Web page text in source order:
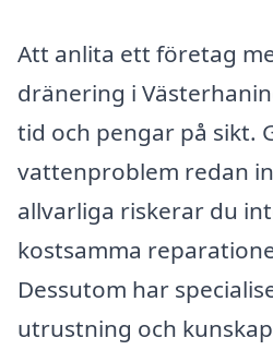
Att anlita ett företag
dränering i
tid och pengar på sikt.
vattenproblem redan
allvarliga riskerar du
kostsamma
Dessutom har
utrustning och